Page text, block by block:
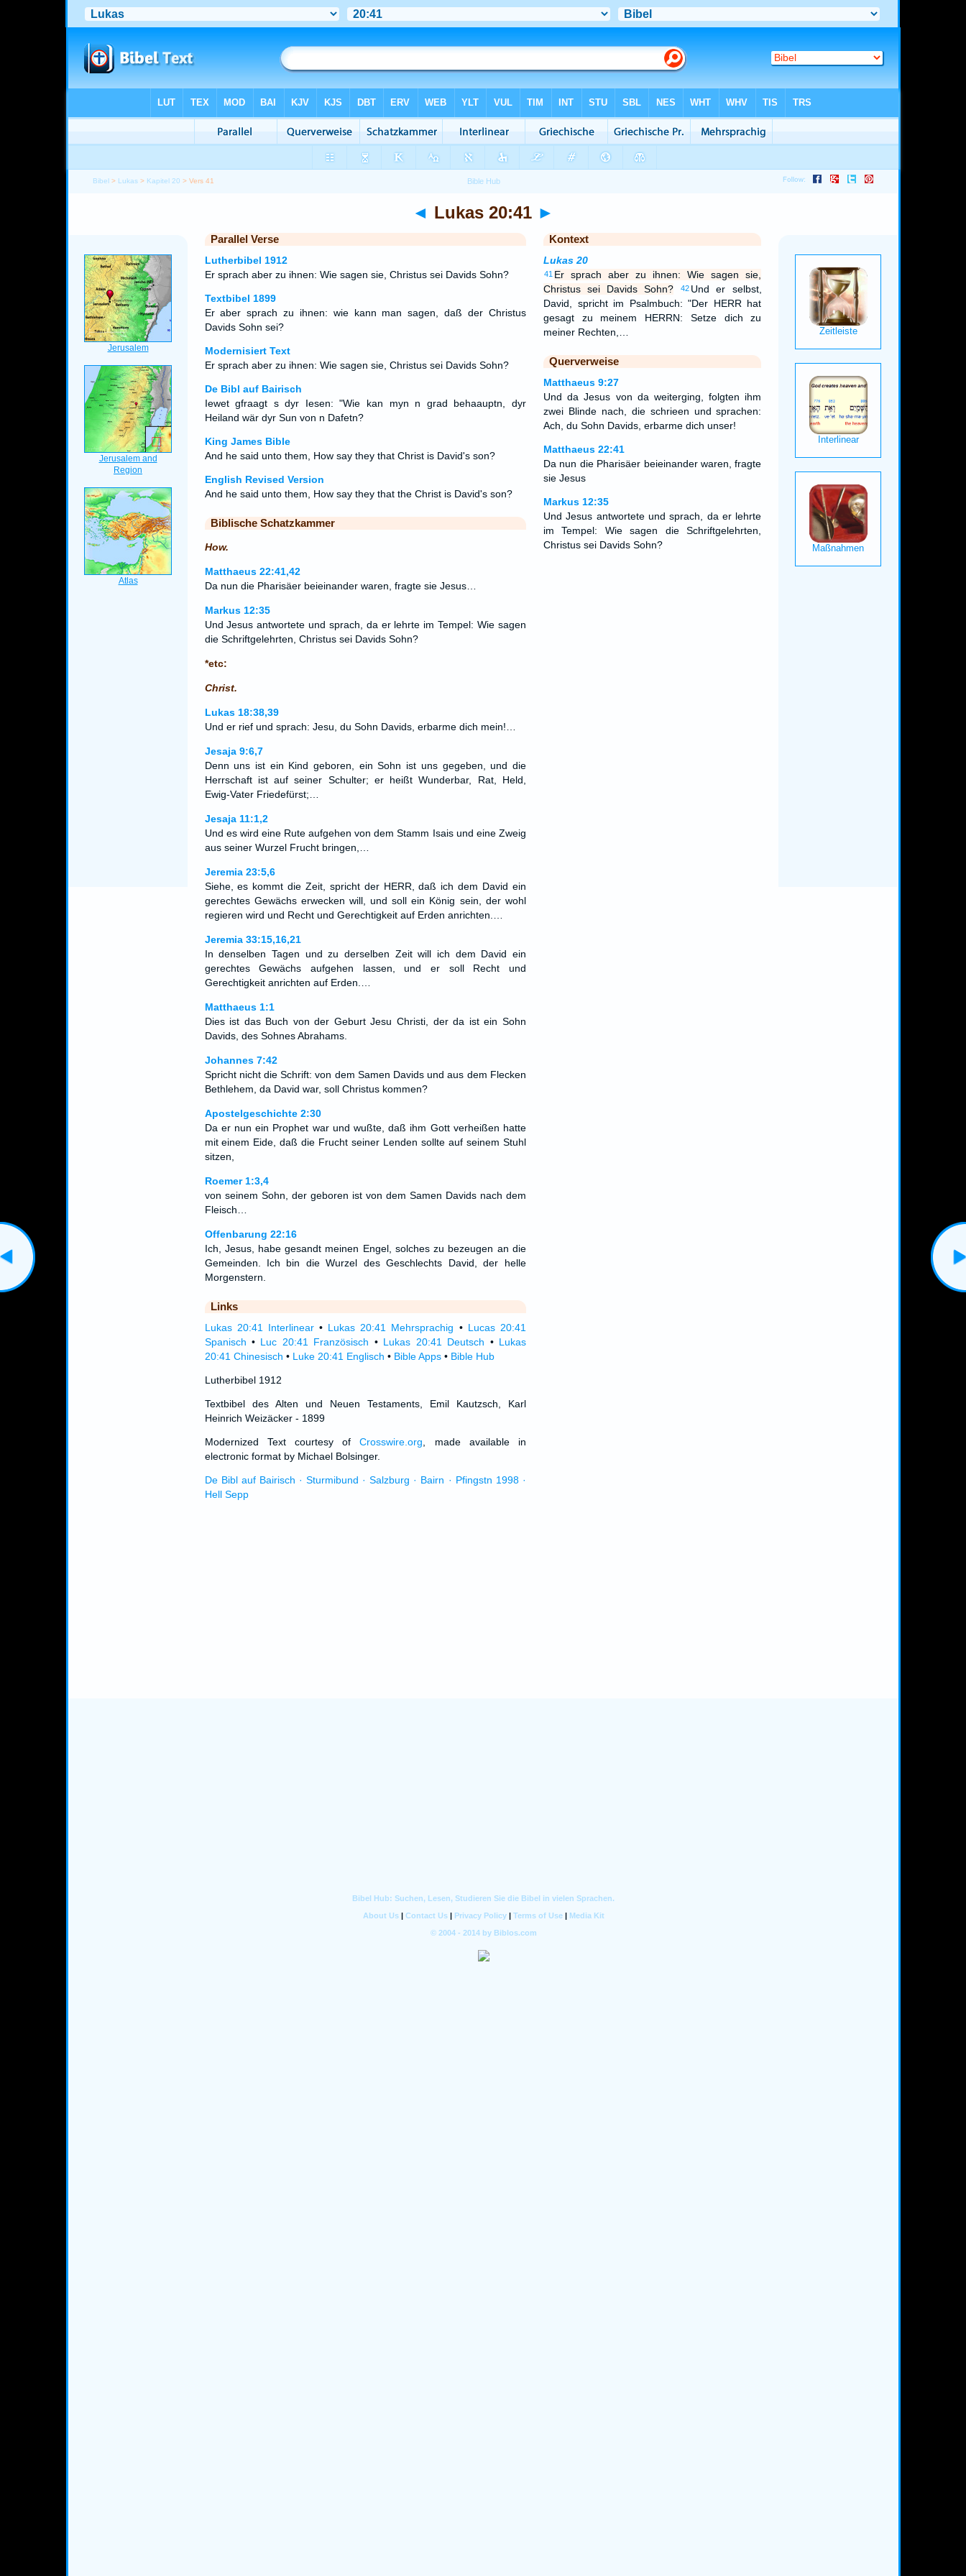
Bibel > Lukas > Kapitel 20 > Vers 41
◄ Lukas 20:41 ►
Parallel Verse
Lutherbibel 1912
Er sprach aber zu ihnen: Wie sagen sie, Christus sei Davids Sohn?
Textbibel 1899
Er aber sprach zu ihnen: wie kann man sagen, daß der Christus
Davids Sohn sei?
Modernisiert Text
Er sprach aber zu ihnen: Wie sagen sie, Christus sei Davids Sohn?
De Bibl auf Bairisch
Iewet gfraagt s dyr Iesen: "Wie kan myn n grad behaauptn, dyr
Heiland wär dyr Sun von n Dafetn?
King James Bible
And he said unto them, How say they that Christ is David's son?
English Revised Version
And he said unto them, How say they that the Christ is David's son?
Biblische Schatzkammer
How.
Matthaeus 22:41,42
Da nun die Pharisäer beieinander waren, fragte sie Jesus…
Markus 12:35
Und Jesus antwortete und sprach, da er lehrte im Tempel: Wie sagen
die Schriftgelehrten, Christus sei Davids Sohn?
*etc:
Christ.
Lukas 18:38,39
Und er rief und sprach: Jesu, du Sohn Davids, erbarme dich mein!…
Jesaja 9:6,7
Denn uns ist ein Kind geboren, ein Sohn ist uns gegeben, und die
Herrschaft ist auf seiner Schulter; er heißt Wunderbar, Rat, Held,
Ewig-Vater Friedefürst;…
Jesaja 11:1,2
Und es wird eine Rute aufgehen von dem Stamm Isais und eine Zweig
aus seiner Wurzel Frucht bringen,…
Jeremia 23:5,6
Siehe, es kommt die Zeit, spricht der HERR, daß ich dem David ein
gerechtes Gewächs erwecken will, und soll ein König sein, der wohl
regieren wird und Recht und Gerechtigkeit auf Erden anrichten.…
Jeremia 33:15,16,21
In denselben Tagen und zu derselben Zeit will ich dem David ein
gerechtes Gewächs aufgehen lassen, und er soll Recht und
Gerechtigkeit anrichten auf Erden.…
Matthaeus 1:1
Dies ist das Buch von der Geburt Jesu Christi, der da ist ein Sohn
Davids, des Sohnes Abrahams.
Johannes 7:42
Spricht nicht die Schrift: von dem Samen Davids und aus dem Flecken
Bethlehem, da David war, soll Christus kommen?
Apostelgeschichte 2:30
Da er nun ein Prophet war und wußte, daß ihm Gott verheißen hatte
mit einem Eide, daß die Frucht seiner Lenden sollte auf seinem Stuhl
sitzen,
Roemer 1:3,4
von seinem Sohn, der geboren ist von dem Samen Davids nach dem
Fleisch…
Offenbarung 22:16
Ich, Jesus, habe gesandt meinen Engel, solches zu bezeugen an die
Gemeinden. Ich bin die Wurzel des Geschlechts David, der helle
Morgenstern.
Links
Lukas 20:41 Interlinear• Lukas 20:41 Mehrsprachig • Lucas 20:41
Spanisch • Luc 20:41 Französisch • Lukas 20:41 Deutsch • Lukas
20:41 Chinesisch • Luke 20:41 Englisch • Bible Apps• Bible Hub
Lutherbibel 1912
Textbibel des Alten und Neuen Testaments, Emil Kautzsch, Karl
Heinrich Weizäcker - 1899
Modernized Text courtesy ofCrosswire.org , made available in
electronic format by Michael Bolsinger.
De Bibl auf Bairisch · Sturmibund · Salzburg · Bairn · Pfingstn 1998 ·
Hell Sepp
Kontext
Lukas 20
41 Er sprach aber zu ihnen: Wie sagen sie,
Christus sei Davids Sohn?
42 Und er selbst,
David, spricht im Psalmbuch: "Der HERR hat
gesagt zu meinem HERRN: Setze dich zu
meiner Rechten,…
Querverweise
Matthaeus 9:27
Und da Jesus von da weiterging, folgten ihm
zwei Blinde nach, die schrieen und sprachen:
Ach, du Sohn Davids, erbarme dich unser!
Matthaeus 22:41
Da nun die Pharisäer beieinander waren, fragte
sie Jesus
Markus 12:35
Und Jesus antwortete und sprach, da er lehrte
im Tempel: Wie sagen die Schriftgelehrten,
Christus sei Davids Sohn?